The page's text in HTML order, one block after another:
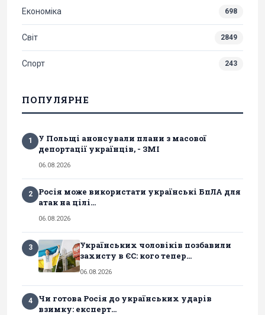
Економіка 698
Світ 2849
Спорт 243
ПОПУЛЯРНЕ
1
У Польщі анонсували плани з масової
депортації українців, - ЗМІ
06.08.2026
2
Росія може використати українські БпЛА для
атак на цілі...
06.08.2026
3
Українських чоловіків позбавили
захисту в ЄС: кого тепер...
06.08.2026
4
Чи готова Росія до українських ударів
взимку: експерт...